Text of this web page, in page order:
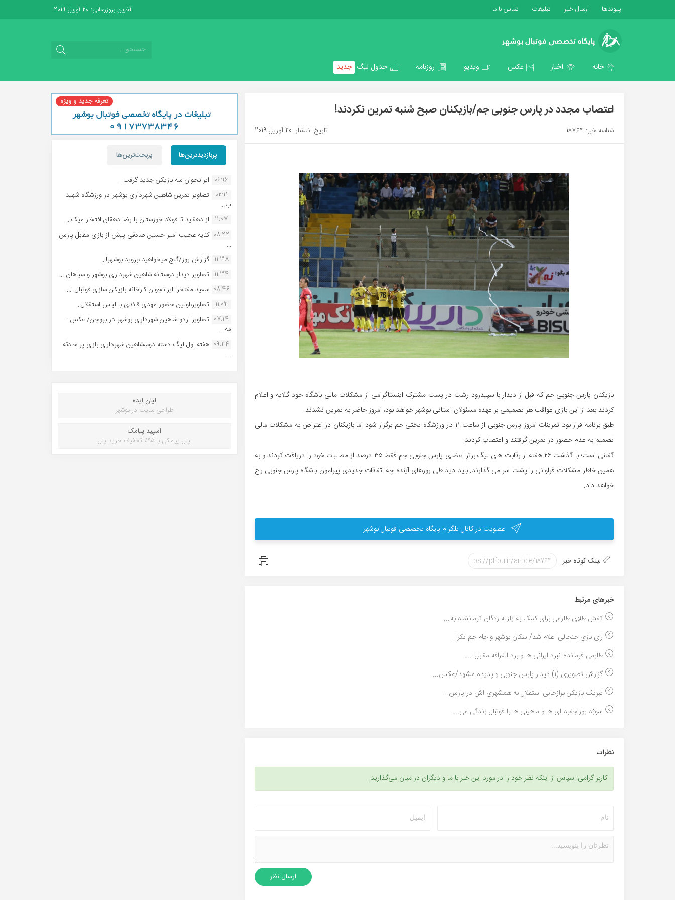
پیوندها ارسال خبر تبلیغات تماس با ما آخرین بروزرسانی: 20 آوریل 2019
خانه اخبار عکس ویدیو روزنامه جدول لیگ جدید
اعتصاب مجدد در پارس جنوبی جم/بازیکنان صبح شنبه تمرین نکردند!
شناسه خبر: 18764 تاریخ انتشار: 20 آوریل 2019
بازیکنان پارس جنوبی جم که قبل از دیدار با سپیدرود رشت در پست مشترک اینستاگرامی از مشکلات مالی باشگاه خود گلایه و اعلام
کردند بعد از این بازی عواقب هر تصمیمی بر عهده مسئولان استانی بوشهر خواهد بود، امروز حاضر به تمرین نشدند.
طبق برنامه قرار بود تمرینات امروز پارس جنوبی از ساعت ۱۱ در ورزشگاه تختی جم برگزار شود اما بازیکنان در اعتراض به مشکلات مالی
تصمیم به عدم حضور در تمرین گرفتند و اعتصاب کردند.
گفتنی است؛ با گذشت ۲۶ هفته از رقابت های لیگ برتر اعضای پارس جنوبی جم فقط ۳۵ درصد از مطالبات خود را دریافت کردند و به
همین خاطر مشکلات فراوانی را پشت سر می گذارند. باید دید طی روزهای آینده چه اتفاقات جدیدی پیرامون باشگاه پارس جنوبی رخ
خواهد داد.
عضویت در کانال تلگرام پایگاه تخصصی فوتبال بوشهر
لینک کوتاه خبر
خبر‌های مرتبط
کفش طلای طارمی برای کمک به زلزله زدگان کرمانشاه به...
رای بازی جنجالی اعلام شد/ سکان بوشهر و جام جم تکرا...
طارمی فرمانده نبرد ایرانی ها و برد الغرافه مقابل ا...
گزارش تصویری (۱) دیدار پارس جنوبی و پدیده مشهد/عکس...
تبریک بازیکن برازجانی استقلال به همشهری اش در پارس...
سوژه روز:جفره ای ها و ماهینی ها با فوتبال زندگی می...
نظرات
کاربر گرامی: سپاس از اینکه نظر خود را در مورد این خبر با ما و دیگران در میان می‌گذارید.
پربازدیدترین‌ها پربحث‌ترین‌ها
06:16 ایرانجوان سه بازیکن جدید گرفت...
02:11
تصاویر تمرین شاهین شهردارى بوشهر در ورزشگاه شهید
ب...
11:07 از دهقاید تا فولاد خوزستان با رضا دهقان:افتخار میک...
08:22 کنایه عجیب امیر حسین صادقی پیش از بازی مقابل پارس
...
11:38 گزارش روز/گنج میخواهید ،بروید بوشهر!...
11:34 تصاویر دیدار دوستانه شاهین شهردارى بوشهر و سپاهان ...
08:46 سعید مفتخر :ایرانجوان کارخانه بازیکن سازی فوتبال ا...
11:02
تصاویر،اولین حضور مهدی قائدی با لباس استقلال...
07:14 تصاویر اردو شاهین شهرداری بوشهر در بروجن/ عکس :
مه...
09:24 هفته اول لیگ دسته دوم،شاهین شهرداری بازی پر حادثه
...
لیان ایده
طراحی سایت در بوشهر
اسپید پیامک
پنل پیامکی با ۹۵٪ تخفیف خرید پنل